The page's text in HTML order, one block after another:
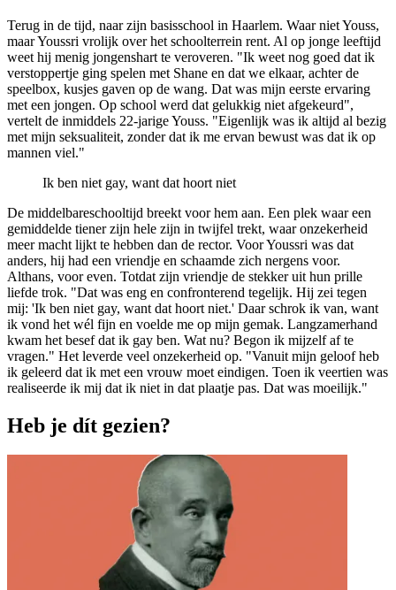
Terug in de tijd, naar zijn basisschool in Haarlem. Waar niet Youss,
maar Youssri vrolijk over het schoolterrein rent. Al op jonge leeftijd
weet hij menig jongenshart te veroveren. "Ik weet nog goed dat ik
verstoppertje ging spelen met Shane en dat we elkaar, achter de
speelbox, kusjes gaven op de wang. Dat was mijn eerste ervaring
met een jongen. Op school werd dat gelukkig niet afgekeurd",
vertelt de inmiddels 22-jarige Youss. "Eigenlijk was ik altijd al bezig
met mijn seksualiteit, zonder dat ik me ervan bewust was dat ik op
mannen viel."
Ik ben niet gay, want dat hoort niet
De middelbareschooltijd breekt voor hem aan. Een plek waar een
gemiddelde tiener zijn hele zijn in twijfel trekt, waar onzekerheid
meer macht lijkt te hebben dan de rector. Voor Youssri was dat
anders, hij had een vriendje en schaamde zich nergens voor.
Althans, voor even. Totdat zijn vriendje de stekker uit hun prille
liefde trok. "Dat was eng en confronterend tegelijk. Hij zei tegen
mij: 'Ik ben niet gay, want dat hoort niet.' Daar schrok ik van, want
ik vond het wél fijn en voelde me op mijn gemak. Langzamerhand
kwam het besef dat ik gay ben. Wat nu? Begon ik mijzelf af te
vragen." Het leverde veel onzekerheid op. "Vanuit mijn geloof heb
ik geleerd dat ik met een vrouw moet eindigen. Toen ik veertien was
realiseerde ik mij dat ik niet in dat plaatje pas. Dat was moeilijk."
Heb je dít gezien?